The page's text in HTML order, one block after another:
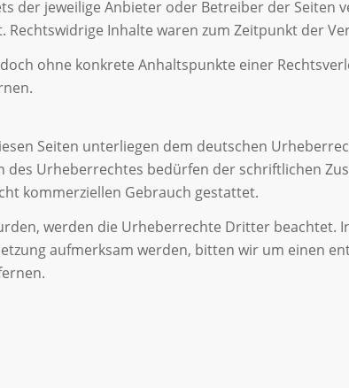
der jeweilige Anbieter oder Betreiber der Seiten
Inhalte waren zum Zeitpunkt der
ohne konkrete Anhaltspunkte einer
Seiten unterliegen dem deutschen
Urheberrechtes bedürfen der schriftlichen
kommerziellen Gebrauch gestattet.
werden die Urheberrechte Dritter beachtet.
aufmerksam werden, bitten wir um einen